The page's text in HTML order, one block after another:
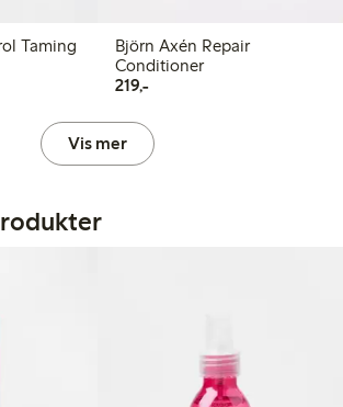
Taming
Björn Axén Repair
Conditioner
219,-219,00 kr
Vis mer